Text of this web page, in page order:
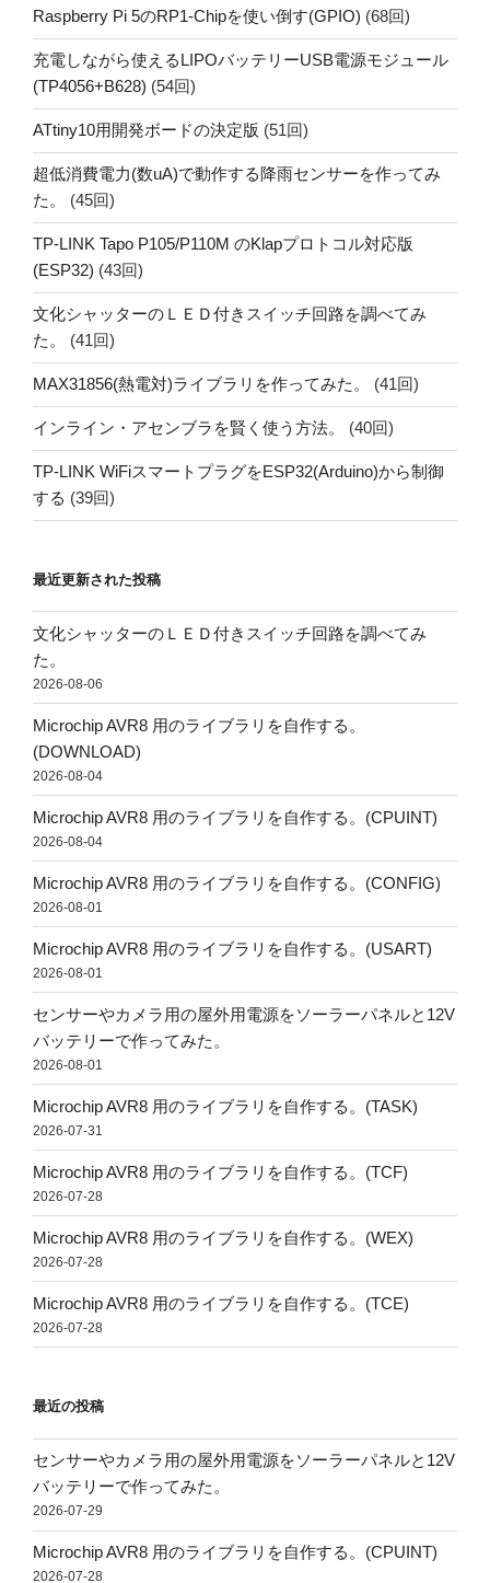
Raspberry Pi 5のRP1-Chipを使い倒す(GPIO) (68回)
充電しながら使えるLIPOバッテリーUSB電源モジュール
(TP4056+B628) (54回)
ATtiny10用開発ボードの決定版 (51回)
超低消費電力(数uA)で動作する降雨センサーを作ってみ
た。
(45回)
TP-LINK Tapo P105/P110M のKlapプロトコル対応版
(ESP32) (43回)
文化シャッターのＬＥＤ付きスイッチ回路を調べてみ
た。
(41回)
MAX31856(熱電対)ライブラリを作ってみた。 (41回)
インライン・アセンブラを賢く使う方法。 (40回)
TP-LINK WiFiスマートプラグをESP32(Arduino)から制御
する (39回)
最近更新された投稿
文化シャッターのＬＥＤ付きスイッチ回路を調べてみ
た。
2026-08-06
Microchip AVR8 用のライブラリを自作する。
(DOWNLOAD)
2026-08-04
Microchip AVR8 用のライブラリを自作する。(CPUINT)
2026-08-04
Microchip AVR8 用のライブラリを自作する。(CONFIG)
2026-08-01
Microchip AVR8 用のライブラリを自作する。(USART)
2026-08-01
センサーやカメラ用の屋外用電源をソーラーパネルと12V
バッテリーで作ってみた。
2026-08-01
Microchip AVR8 用のライブラリを自作する。(TASK)
2026-07-31
Microchip AVR8 用のライブラリを自作する。(TCF)
2026-07-28
Microchip AVR8 用のライブラリを自作する。(WEX)
2026-07-28
Microchip AVR8 用のライブラリを自作する。(TCE)
2026-07-28
最近の投稿
センサーやカメラ用の屋外用電源をソーラーパネルと12V
バッテリーで作ってみた。
2026-07-29
Microchip AVR8 用のライブラリを自作する。(CPUINT)
2026-07-28